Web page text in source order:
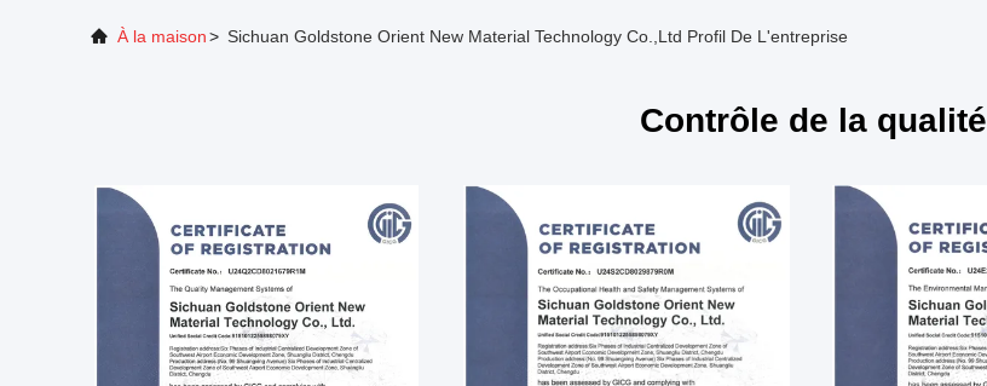
À la maison> Sichuan Goldstone Orient New Material Technology Co.,Ltd Profil De L'entreprise
Contrôle de la qualité